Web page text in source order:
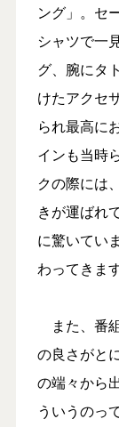
ング」。セ
シャツで一
グ、腕にタ
けたアクセ
られ最高に
インも当時
クの際には
きが運ばれ
に驚いてい
わってきます
また、番
の良さがと
の端々から
ういうのっ